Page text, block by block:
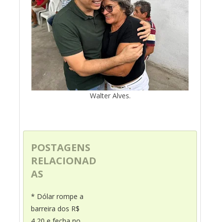
Walter Alves.
POSTAGENS
RELACIONAD
AS
* Dólar rompe a
barreira dos R$